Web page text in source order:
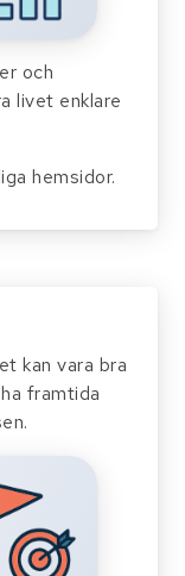
och
livet enklare
hemsidor.
kan vara bra
framtida